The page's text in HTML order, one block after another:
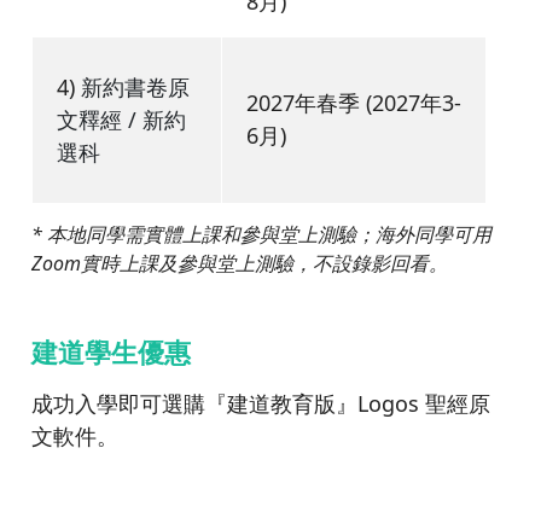
4) 新約書卷原
文釋經 / 新約
選科
2027年春季 (2027年3-
6月)
* 本地同學需實體上課和參與堂上測驗；海外同學可用
Zoom實時上課及參與堂上測驗，不設錄影回看。
建道學生優惠
成功入學即可選購『建道教育版』Logos 聖經原
文軟件。